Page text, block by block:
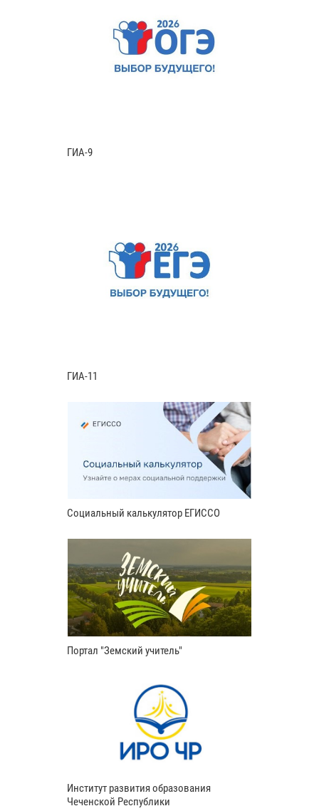
ГИА-9
ГИА-11
Социальный калькулятор ЕГИССО
Портал "Земский учитель"
Институт развития образования
Чеченской Республики